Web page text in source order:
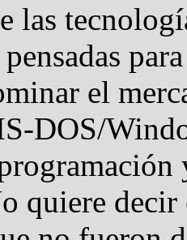
las
el
DOS/
quiere